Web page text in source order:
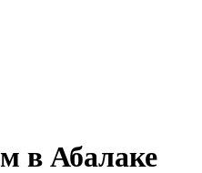
в Абалаке